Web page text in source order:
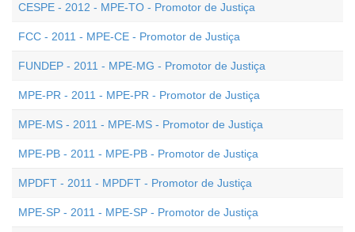
CESPE - 2012 - MPE-TO - Promotor de Justiça
FCC - 2011 - MPE-CE - Promotor de Justiça
FUNDEP - 2011 - MPE-MG - Promotor de Justiça
MPE-PR - 2011 - MPE-PR - Promotor de Justiça
MPE-MS - 2011 - MPE-MS - Promotor de Justiça
MPE-PB - 2011 - MPE-PB - Promotor de Justiça
MPDFT - 2011 - MPDFT - Promotor de Justiça
MPE-SP - 2011 - MPE-SP - Promotor de Justiça